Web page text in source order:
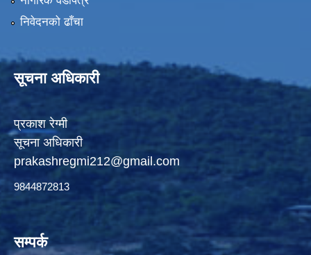
निवेदनको ढाँचा
सूचना अधिकारी
प्रकाश रेग्मी
सूचना अधिकारी
prakashregmi212@gmail.com
9844872813
सम्पर्क